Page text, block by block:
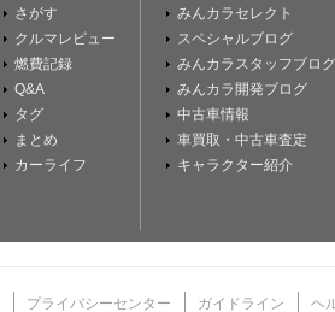
さがす
クルマレビュー
燃費記録
Q&A
タグ
まとめ
カーライフ
みんカラセレクト
スペシャルブログ
みんカラスタッフブログ
みんカラ開発ブログ
中古車情報
車買取・中古車査定
キャラクター紹介
プライバシーセンター ガイドライン ヘ